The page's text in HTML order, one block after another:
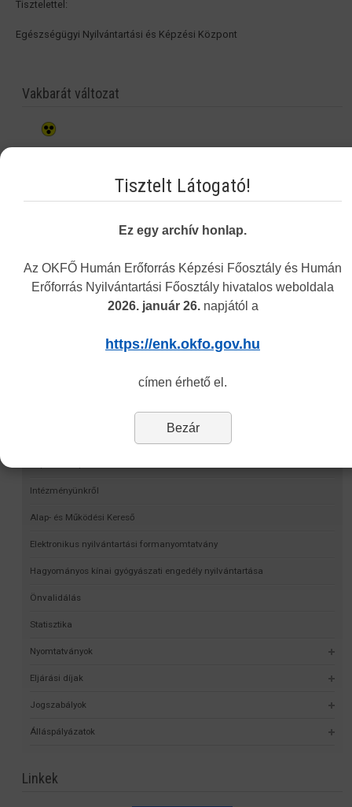
Tisztelettel:
Egészségügyi Nyilvántartási és Képzési Központ
Vakbarát változat
Intézményünkről
Alap- és Működési Kereső
Elektronikus nyilvántartási formanyomtatvány
Hagyományos kínai gyógyászati engedély nyilvántartása
Önvalidálás
Statisztika
Nyomtatványok
Eljárási díjak
Jogszabályok
Álláspályázatok
Linkek
Tisztelt Látogató!
Ez egy archív honlap.
Az OKFŐ Humán Erőforrás Képzési Főosztály és Humán
Erőforrás Nyilvántartási Főosztály hivatalos weboldala
2026. január 26.napjától a
https://enk.okfo.gov.hu
címen érhető el.
Bezár